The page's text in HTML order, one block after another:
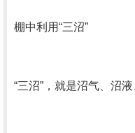
棚中利用“三沼”
“三沼”，就是沼气、沼液